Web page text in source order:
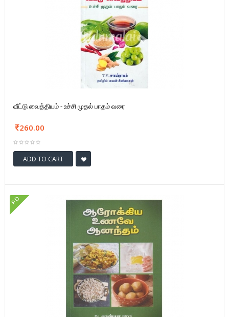
வீட்டு வைத்தியம் - உச்சி முதல் பாதம் வரை
260.00
ADD TO CART
FD